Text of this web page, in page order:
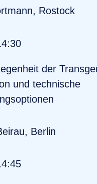
Rostock
der
und technische
Berlin